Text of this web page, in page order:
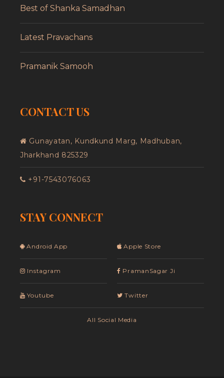
Best of Shanka Samadhan
Latest Pravachans
Pramanik Samooh
CONTACT US
Gunayatan, Kundkund Marg, Madhuban,
Jharkhand 825329
+91-7543076063
STAY CONNECT
Android App
Instagram
Youtube
Apple Store
PramanSagar Ji
Twitter
All Social Media